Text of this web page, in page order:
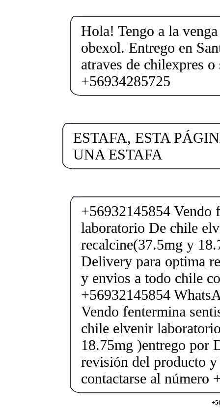
Hola! Tengo a la
obexol. Entrego en
atraves de chilexpres
+56934285725
ESTAFA, ESTA
UNA ESTAFA
+56932145854 Vendo
laboratorio De chile
recalcine(37.5mg y
Delivery para optima
y envios a todo chile
+56932145854
Vendo fentermina
chile elvenir
18.75mg )entrego por
revisión del producto
contactarse al número